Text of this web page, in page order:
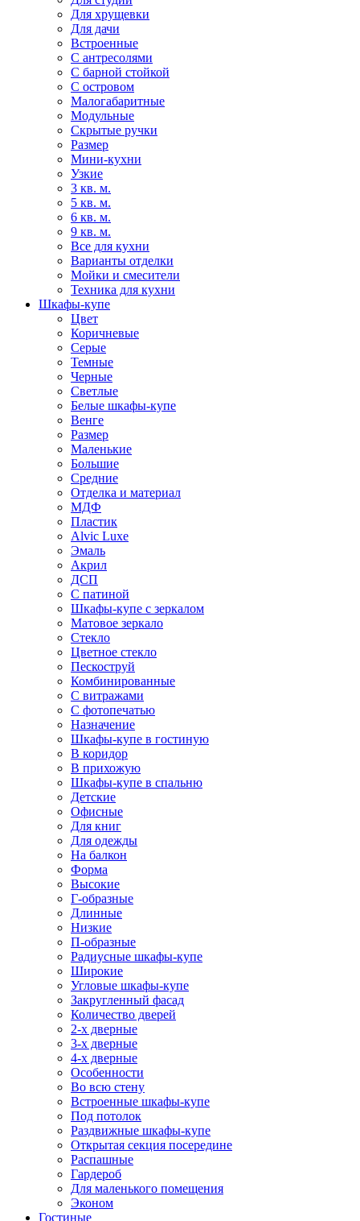
Для хрущевки
Для дачи
Встроенные
С антресолями
С барной стойкой
С островом
Малогабаритные
Модульные
Скрытые ручки
Размер
Мини-кухни
Узкие
3 кв. м.
5 кв. м.
6 кв. м.
9 кв. м.
Все для кухни
Варианты отделки
Мойки и смесители
Техника для кухни
Шкафы-купе
Цвет
Коричневые
Серые
Темные
Черные
Светлые
Белые шкафы-купе
Венге
Размер
Маленькие
Большие
Средние
Отделка и материал
МДФ
Пластик
Alvic Luxe
Эмаль
Акрил
ДСП
С патиной
Шкафы-купе с зеркалом
Матовое зеркало
Стекло
Цветное стекло
Пескоструй
Комбинированные
С витражами
С фотопечатью
Назначение
Шкафы-купе в гостиную
В коридор
В прихожую
Шкафы-купе в спальню
Детские
Офисные
Для книг
Для одежды
На балкон
Форма
Высокие
Г-образные
Длинные
Низкие
П-образные
Радиусные шкафы-купе
Широкие
Угловые шкафы-купе
Закругленный фасад
Количество дверей
2-х дверные
3-х дверные
4-х дверные
Особенности
Во всю стену
Встроенные шкафы-купе
Под потолок
Раздвижные шкафы-купе
Открытая секция посередине
Распашные
Гардероб
Для маленького помещения
Эконом
Гостиные